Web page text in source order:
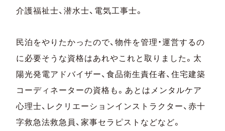
介護福祉士、潜水士、電気工事士。
民泊をやりたかったので、物件を管理・運営するの
に必要そうな資格はあれやこれと取りました。太
陽光発電アドバイザー、食品衛生責任者、住宅建築
コーディネーターの資格も。あとはメンタルケア
心理士、レクリエーションインストラクター、赤十
字救急法救急員、家事セラピストなどなど。